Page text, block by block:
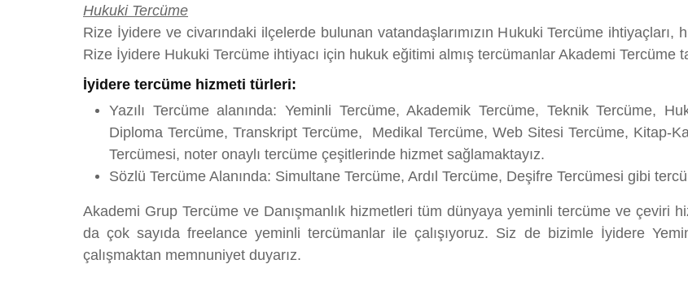
Hukuki Tercüme
Rize İyidere ve civarındaki ilçelerde bulunan vatandaşlarımızın Hukuki Tercüme ihtiyaçları,
Rize İyidere Hukuki Tercüme ihtiyacı için hukuk eğitimi almış tercümanlar Akademi Tercüme
İyidere tercüme hizmeti türleri:
Yazılı Tercüme alanında: Yeminli Tercüme, Akademik Tercüme, Teknik Tercüme,
Diploma Tercüme, Transkript Tercüme, Medikal Tercüme, Web Sitesi Tercüme, Kitap-
Tercümesi, noter onaylı tercüme çeşitlerinde hizmet sağlamaktayız.
Sözlü Tercüme Alanında: Simultane Tercüme, Ardıl Tercüme, Deşifre Tercümesi gibi
Akademi Grup Tercüme ve Danışmanlık hizmetleri tüm dünyaya yeminli tercüme ve çeviri
da çok sayıda freelance yeminli tercümanlar ile çalışıyoruz. Siz de bizimle İyidere
çalışmaktan memnuniyet duyarız.